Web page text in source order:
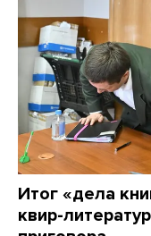
Итог «дела
квир-